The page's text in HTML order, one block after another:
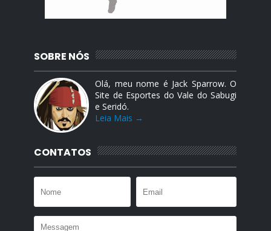
SOBRE NÓS
Olá, meu nome é Jack Sparrow. O
Site de Esportes do Vale do Sabugi
e Seridó.
Leia Mais →
CONTATOS